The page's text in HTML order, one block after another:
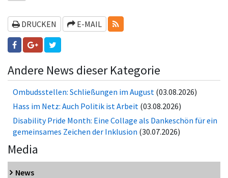
DRUCKEN E-MAIL RSS-FEEDS
Andere News dieser Kategorie
Ombudsstellen: Schließungen im August (03.08.2026)
Hass im Netz: Auch Politik ist Arbeit (03.08.2026)
Disability Pride Month: Eine Collage als Dankeschön für ein
gemeinsames Zeichen der Inklusion (30.07.2026)
Media
News